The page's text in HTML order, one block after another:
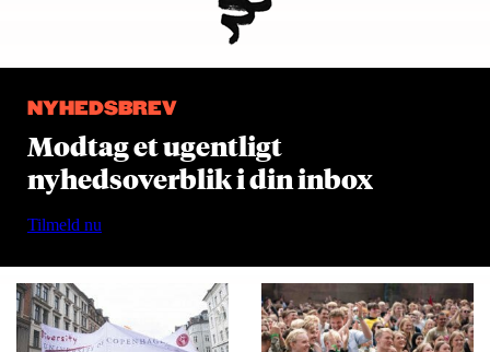
NYHEDSBREV
Modtag et ugentligt
nyhedsoverblik i din inbox
Tilmeld nu